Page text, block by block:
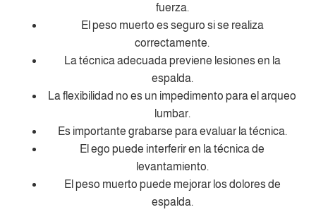
fuerza.
El peso muerto es seguro si se realiza
correctamente.
La técnica adecuada previene lesiones en la
espalda.
La flexibilidad no es un impedimento para el arqueo
lumbar.
Es importante grabarse para evaluar la técnica.
El ego puede interferir en la técnica de
levantamiento.
El peso muerto puede mejorar los dolores de
espalda.